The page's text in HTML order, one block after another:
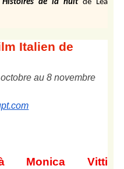
Histoires de la nuit de Léa
Italien de
octobre au 8 novembre
à Monica Vitti